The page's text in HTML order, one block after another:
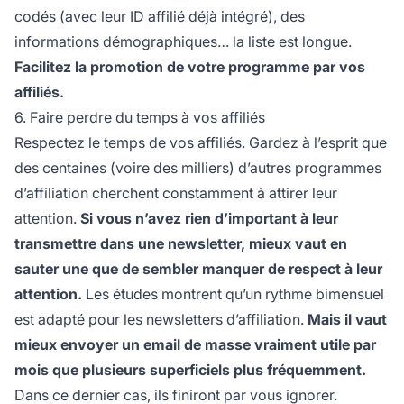
codés (avec leur ID affilié déjà intégré), des
informations démographiques… la liste est longue.
Facilitez la promotion de votre programme par vos
affiliés.
6. Faire perdre du temps à vos affiliés
Respectez le temps de vos affiliés. Gardez à l’esprit que
des centaines (voire des milliers) d’autres programmes
d’affiliation cherchent constamment à attirer leur
attention. Si vous n’avez rien d’important à leur
transmettre dans une newsletter, mieux vaut en
sauter une que de sembler manquer de respect à leur
attention. Les études montrent qu’un rythme bimensuel
est adapté pour les newsletters d’affiliation. Mais il vaut
mieux envoyer un email de masse vraiment utile par
mois que plusieurs superficiels plus fréquemment.
Dans ce dernier cas, ils finiront par vous ignorer.